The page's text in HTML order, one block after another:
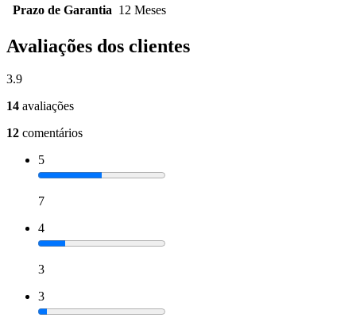
Prazo de Garantia 12 Meses
Avaliações dos clientes
3.9
14 avaliações
12 comentários
5
7
4
3
3